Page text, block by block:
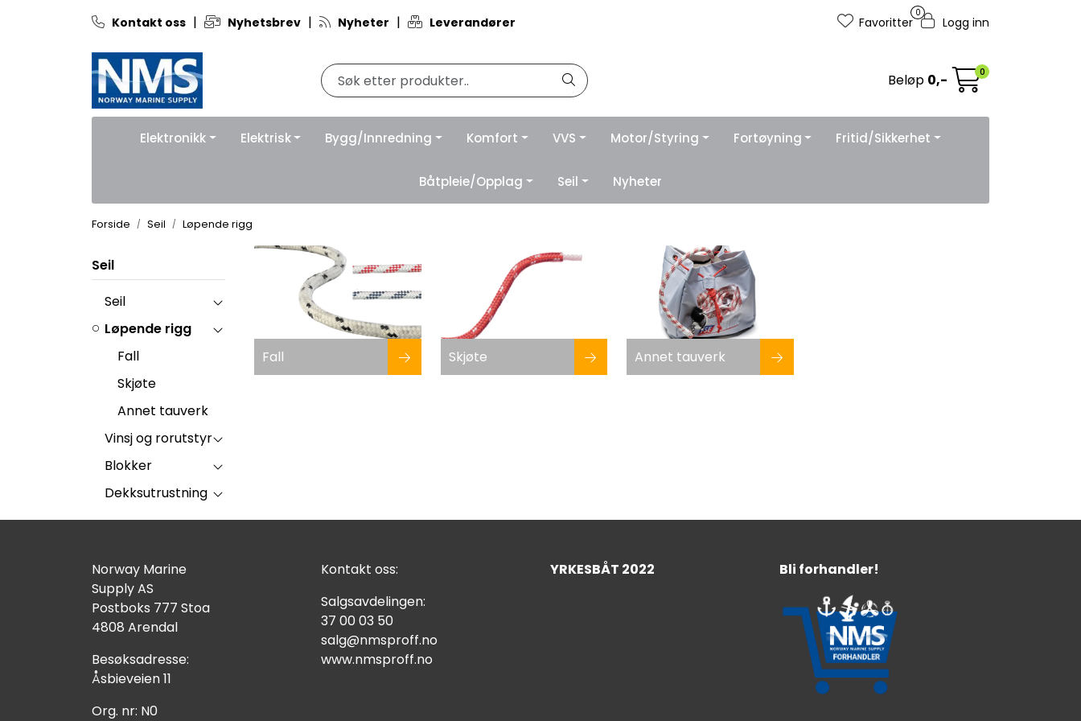
Kontakt oss | Nyhetsbrev | Nyheter | Leverandører
0
Favoritter Logg inn
Beløp 0,- 0
Elektronikk Elektrisk Bygg/Innredning Komfort VVS Motor/Styring Fortøyning Fritid/Sikkerhet
Båtpleie/Opplag Seil Nyheter
Forside Seil Løpende rigg
Seil
Seil
Løpende rigg
Fall
Skjøte
Annet tauverk
Vinsj og rorutstyr
Blokker
Dekksutrustning
Fall Skjøte Annet tauverk
Norway Marine
Supply AS
Postboks 777 Stoa
4808 Arendal
Besøksadresse:
Åsbieveien 11
Org. nr: N0
Kontakt oss:
Salgsavdelingen:
37 00 03 50
salg@nmsproff.no
www.nmsproff.no
YRKESBÅT 2022 Bli forhandler!